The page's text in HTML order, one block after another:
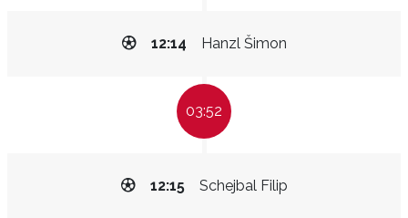
Hanzl Šimon
12:14
03:52
Schejbal Filip
12:15